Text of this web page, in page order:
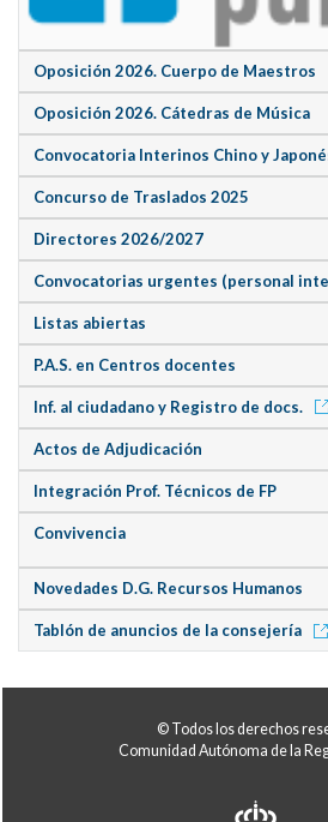
Oposición 2026. Cuerpo de Maestros
Oposición 2026. Cátedras de Música
Convocatoria Interinos Chino y
Concurso de Traslados 2025
Directores 2026/2027
Convocatorias urgentes (personal
Listas abiertas
P.A.S. en Centros docentes
Inf. al ciudadano y Registro de docs.
Actos de Adjudicación
Integración Prof. Técnicos de FP
Convivencia
Novedades D.G. Recursos Humanos
Tablón de anuncios de la consejería
© Todos los derechos
Comunidad Autónoma de la